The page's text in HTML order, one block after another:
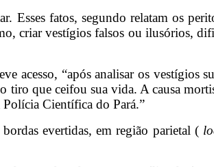
Esses fatos, segundo relatam os
criar vestígios falsos ou ilusórios,
“após analisar os vestígios
que ceifou sua vida. A causa
Científica do Pará.”
evertidas, em região parietal (